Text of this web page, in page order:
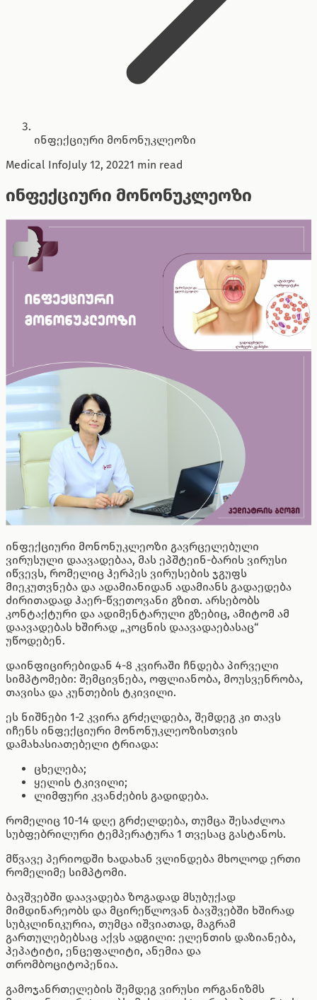
ინფექციური მონონუკლეოზი
Medical InfoJuly 12, 20221 min read
ინფექციური მონონუკლეოზი
ინფექციური მონონუკლეოზი გავრცელებული
ვირუსული დაავადებაა, მას ეპშტეინ-ბარის ვირუსი
იწვევს, რომელიც ჰერპეს ვირუსების ჯგუფს
მიეკუთვნება და ადამიანიდან ადამიანს გადაედება
ძირითადად ჰაერ-წვეთოვანი გზით. არსებობს
კონტაქტური და ადიმენტარული გზებიც, ამიტომ ამ
დაავადებას ხშირად „კოცნის დაავადაებასაც“
უწოდებენ.
დაინფიცირებიდან 4-8 კვირაში ჩნდება პირველი
სიმპტომები: შემცივნება, ოფლიანობა, მოუსვენრობა,
თავისა და კუნთების ტკივილი.
ეს ნიშნები 1-2 კვირა გრძელდება, შემდეგ კი თავს
იჩენს ინფექციური მონონუკლეოზისთვის
დამახასიათებელი ტრიადა:
ცხელება;
ყელის ტკივილი;
ლიმფური კვანძების გადიდება.
რომელიც 10-14 დღე გრძელდება, თუმცა შესაძლოა
სუბფებრილური ტემპერატურა 1 თვესაც გასტანოს.
მწვავე პერიოდში ხადახან ვლინდება მხოლოდ ერთი
რომელიმე სიმპტომი.
ბავშვებში დაავადება ზოგადად მსუბუქად
მიმდინარეობს და მცირეწლოვან ბავშვებში ხშირად
სუბკლინიკურია, თუმცა იშვიათად, მაგრამ
გართულებებსაც აქვს ადგილი: ელენთის დაზიანება,
ჰეპატიტი, ენცეფალიტი, ანემია და
თრომბოციტოპენია.
გამოჯანრთელების შემდეგ ვირუსი ორგანიზმს